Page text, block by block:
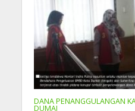
DANA PENANGGULANGAN
DUMAI